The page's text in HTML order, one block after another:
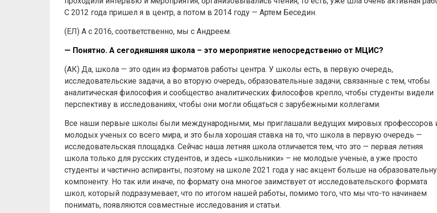
С 2012 года пришел я в центр, а потом в 2014 году — Артем Беседин.
(ЕЛ) А с 2016, соответственно, мы с Андреем.
— Понятно. А сегодняшняя школа – это мероприятие непосредственно от МЦИС?
(АК) Да, школа — это один из форматов работы центра. У школы есть, в первую очередь,
исследовательские задачи, а во вторую очередь, образовательные задачи, связанные с тем, чтобы
аналитическая философия и сообщество аналитических философов крепло, чтобы студенты видели
перспективу в исследованиях, чтобы они могли общаться с зарубежными коллегами.
Все наши первые школы были международными, мы приглашали ведущих мировых профессоров
молодых ученых со всего мира, и это была хорошая ставка на то, что школа в первую очередь —
исследовательская площадка. Сейчас наша летняя школа отличается тем, что это — первая летняя
школа только для русских студентов, и здесь «школьники» – не молодые ученые, а уже просто
студенты и частично аспиранты, поэтому на школе 2021 года у нас акцент больше на
компоненту. Но так или иначе, по формату она многое заимствует от исследовательского формата
школ, который подразумевает, что по итогом нашей работы, помимо того, что мы что-то начинаем
понимать, появляются совместные исследования и статьи.